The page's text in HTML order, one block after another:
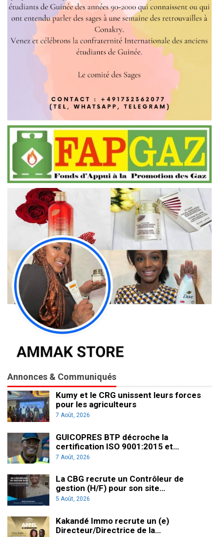
Annonces & Communiqués
Kumy et le CRG unissent leurs forces
pour les agriculteurs
7 Août, 2026
GUICOPRES BTP décroche la
certification ISO 9001:2015 et…
7 Août, 2026
La CBG recrute un Contrôleur de
gestion (H/F) pour son site…
5 Août, 2026
Kakandé Immo recrute un (e)
Directeur/Directrice de la…